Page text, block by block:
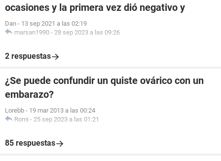
ocasiones y la primera vez dió negativo y
Dan - 13 sep 2021 a las 02:19
marsan1990 - 28 sep 2023 a las 09:26
2 respuestas
¿Se puede confundir un quiste ovárico con un
embarazo?
Lorebb - 19 mar 2013 a las 00:24
Romi - 25 sep 2023 a las 01:21
85 respuestas